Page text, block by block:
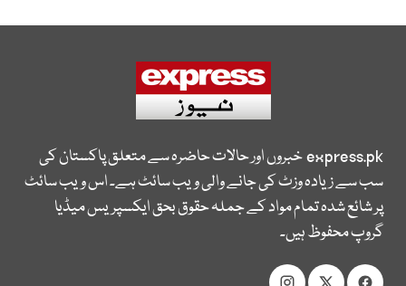
express.pkخبروں اور حالات حاضرہ سے متعلق پاکستان کی
سب سے زیادہ وزٹ کی جانے والی ویب سائٹ ہے۔ اس ویب سائٹ
پر شائع شدہ تمام مواد کے جملہ حقوق بحق ایکسپریس میڈیا
گروپ محفوظ ہیں۔